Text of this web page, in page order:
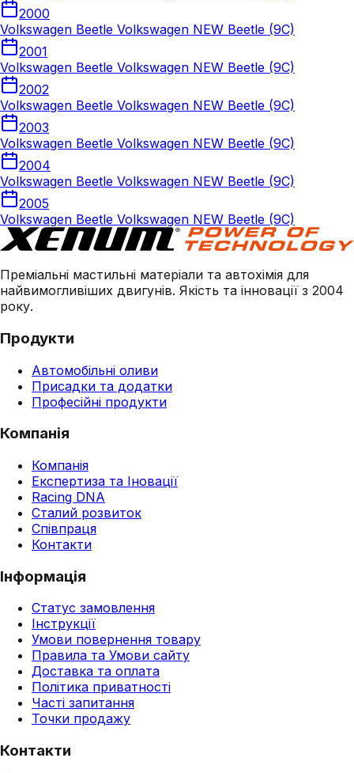
2000
Volkswagen Beetle Volkswagen NEW Beetle (9C)
2001
Volkswagen Beetle Volkswagen NEW Beetle (9C)
2002
Volkswagen Beetle Volkswagen NEW Beetle (9C)
2003
Volkswagen Beetle Volkswagen NEW Beetle (9C)
2004
Volkswagen Beetle Volkswagen NEW Beetle (9C)
2005
Volkswagen Beetle Volkswagen NEW Beetle (9C)
Преміальні мастильні матеріали та автохімія для
найвимогливіших двигунів. Якість та інновації з 2004
року.
Продукти
Автомобільні оливи
Присадки та додатки
Професійні продукти
Компанія
Компанія
Експертиза та Іновації
Racing DNA
Сталий розвиток
Співпраця
Контакти
Інформація
Статус замовлення
Інструкції
Умови повернення товару
Правила та Умови сайту
Доставка та оплата
Політика приватності
Часті запитання
Точки продажу
Контакти